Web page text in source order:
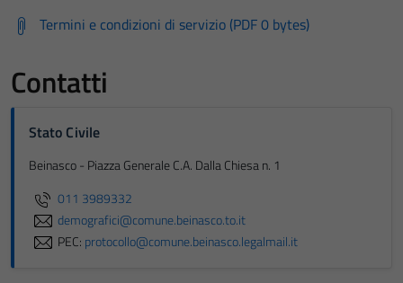
Termini e condizioni di servizio (PDF 0 bytes)
Contatti
Stato Civile
Beinasco - Piazza Generale C.A. Dalla Chiesa n. 1
011 3989332
demografici@comune.beinasco.to.it
PEC: protocollo@comune.beinasco.legalmail.it